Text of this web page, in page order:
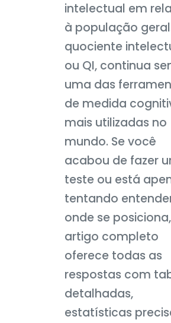
intelectual em
à população
quociente
ou QI, continua
uma das
de medida
mais utilizadas no
mundo. Se você
acabou de fazer
teste ou está
tentando
onde se
artigo completo
oferece todas as
respostas com
detalhadas,
estatísticas